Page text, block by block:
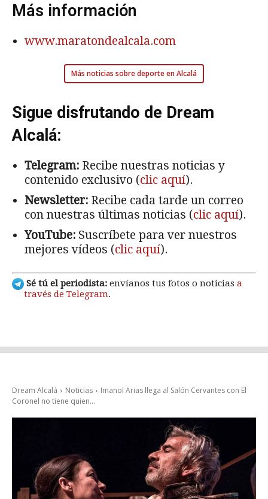
Más información
www.maratondealcala.com
Más noticias sobre deporte en Alcalá
Sigue disfrutando de Dream
Alcalá:
Telegram: Recibe nuestras noticias y
contenido exclusivo (clic aquí).
Newsletter: Recibe cada tarde un correo
con nuestras últimas noticias (clic aquí).
YouTube: Suscríbete para ver nuestros
mejores vídeos (clic aquí).
Sé tú el periodista: envíanos tus fotos o noticias a
través de Telegram.